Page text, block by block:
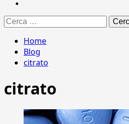
Ricerca
per:
Home
Blog
citrato
citrato